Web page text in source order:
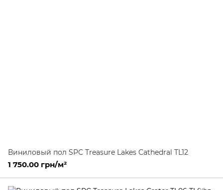
Виниловый пол SPC Treasure Lakes Cathedral TL12
1 750.00 грн/м²